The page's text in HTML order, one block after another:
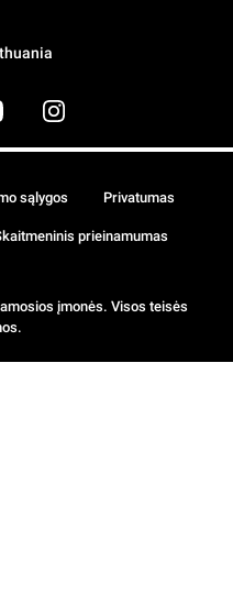
įmonės. Visos teisės
sąlygos Privatumas
prieinamumas